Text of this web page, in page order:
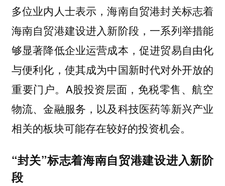
多位业内人士表示，海南自贸港封关标志着
海南自贸港建设进入新阶段，一系列举措能
够显著降低企业运营成本，促进贸易自由化
与便利化，使其成为中国新时代对外开放的
重要门户。A股投资层面，免税零售、航空
物流、金融服务，以及科技医药等新兴产业
相关的板块可能存在较好的投资机会。
“封关”标志着海南自贸港建设进入新阶
段